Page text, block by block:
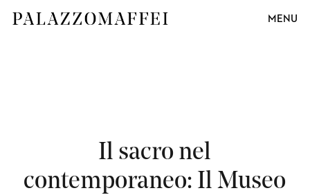
MENU
Il sacro nel
contemporaneo: Il Museo